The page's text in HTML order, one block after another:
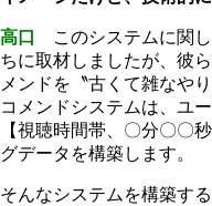
高口
このシステムに関
ちに取材しましたが、彼
メンドを〝古くて雑なや
コメンドシステムは、ユ
【視聴時間帯、〇分〇〇
グデータを構築します。
そんなシステムを構築す